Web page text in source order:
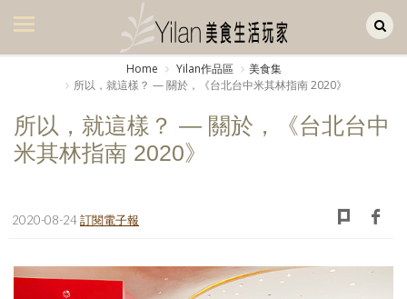
美食集
美飲集
廚房集
旅遊集
書房集
Home Yilan作品區
美食集
所以，就這樣？ — 關於，《台北台中米其林指南 2020》
所以，就這樣？ — 關於，《台北台中
米其林指南 2020》
2020-08-24訂閱電子報